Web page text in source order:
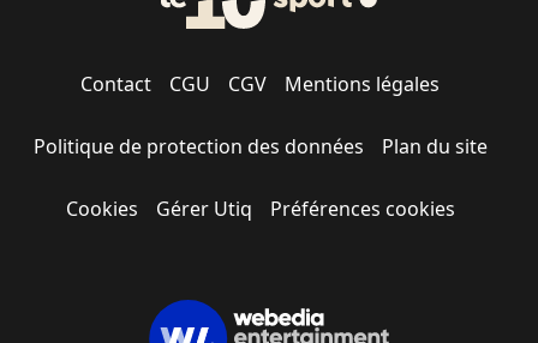
Contact CGU CGV Mentions légales
Politique de protection des données Plan du site
Cookies Gérer Utiq Préférences cookies